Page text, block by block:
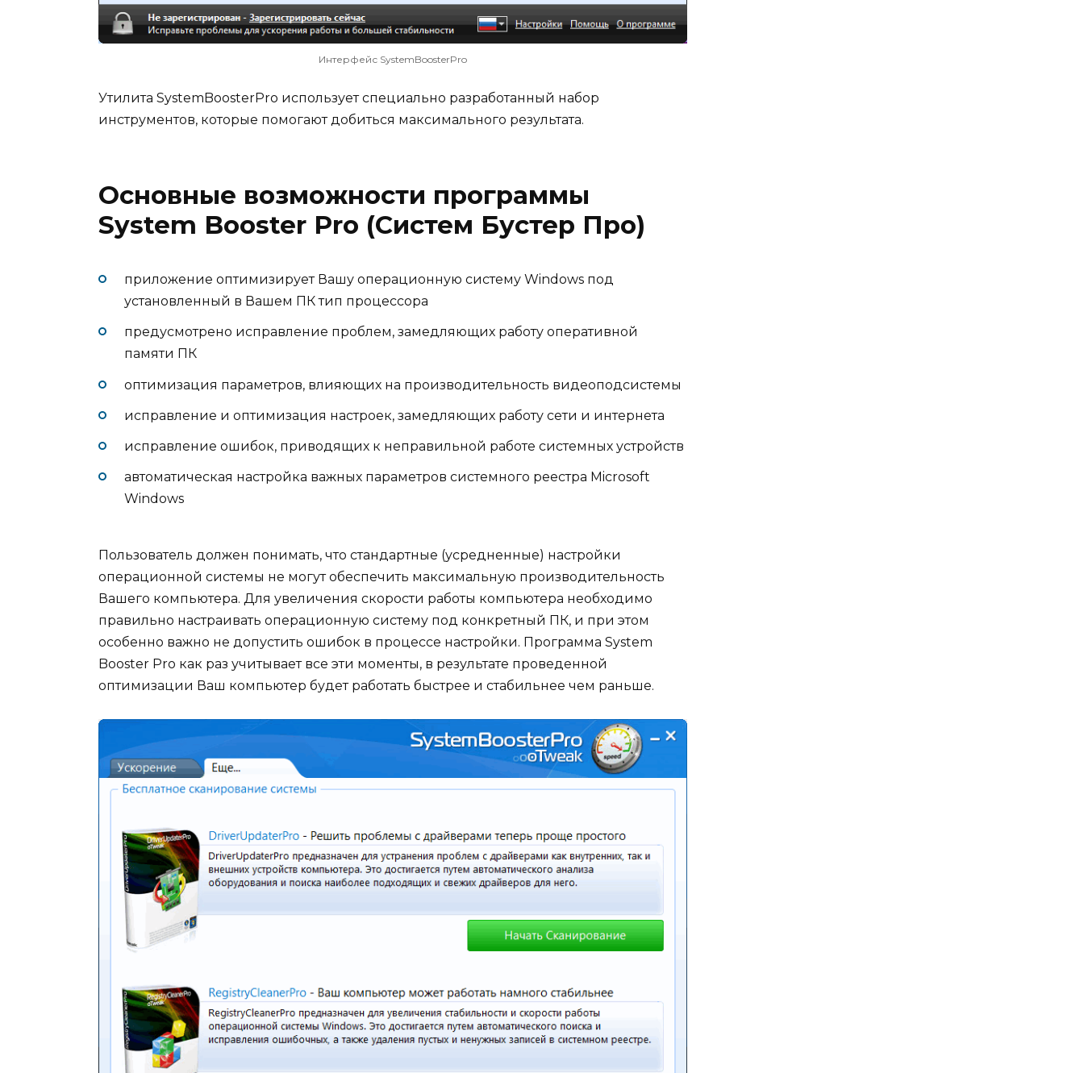
Интерфейс SystemBoosterPro
Утилита SystemBoosterPro использует специально разработанный набор
инструментов, которые помогают добиться максимального результата.
Основные возможности программы
System Booster Pro (Систем Бустер Про)
приложение оптимизирует Вашу операционную систему Windows под
установленный в Вашем ПК тип процессора
предусмотрено исправление проблем, замедляющих работу оперативной
памяти ПК
оптимизация параметров, влияющих на производительность видеоподсистемы
исправление и оптимизация настроек, замедляющих работу сети и интернета
исправление ошибок, приводящих к неправильной работе системных устройств
автоматическая настройка важных параметров системного реестра Microsoft
Windows
Пользователь должен понимать, что стандартные (усредненные) настройки
операционной системы не могут обеспечить максимальную производительность
Вашего компьютера. Для увеличения скорости работы компьютера необходимо
правильно настраивать операционную систему под конкретный ПК, и при этом
особенно важно не допустить ошибок в процессе настройки. Программа System
Booster Pro как раз учитывает все эти моменты, в результате проведенной
оптимизации Ваш компьютер будет работать быстрее и стабильнее чем раньше.